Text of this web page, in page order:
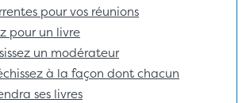
pour vos réunions
pour un livre
un modérateur
à la façon dont chacun
ses livres